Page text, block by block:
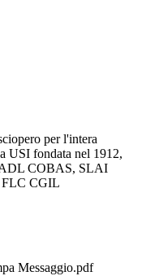
per l'intera
USI fondata nel 1912,
COBAS, SLAI
FLC CGIL
Messaggio.pdf